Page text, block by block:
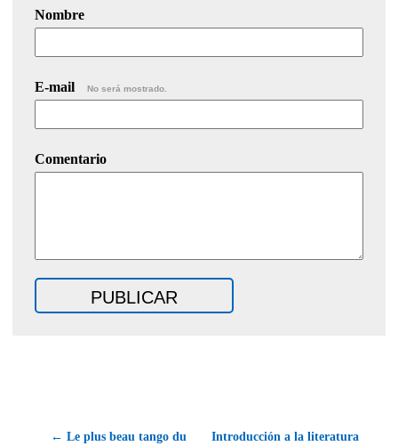
Nombre
E-mail No será mostrado.
Comentario
← Le plus beau tango du Introducción a la literatura